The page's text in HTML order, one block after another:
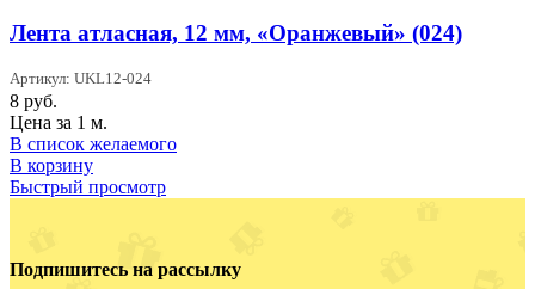
Лента атласная, 12 мм, «Оранжевый» (024)
Артикул: UKL12-024
8 руб.
Цена за 1 м.
В список желаемого
В корзину
Быстрый просмотр
Подпишитесь на рассылку